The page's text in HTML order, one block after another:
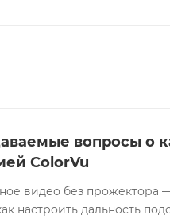
6.5 Вт). Корпус
вопросы о
ColorVu
видео без прожектора
настроить дальность